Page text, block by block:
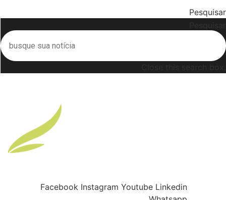
Pesquisar
Facebook Instagram Youtube Linkedin